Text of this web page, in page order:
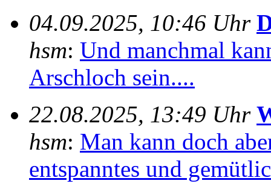
04.09.2025, 10:46 Uhr
hsm: Und manchmal
Arschloch sein....
22.08.2025, 13:49 Uhr
hsm: Man kann doch
entspanntes und